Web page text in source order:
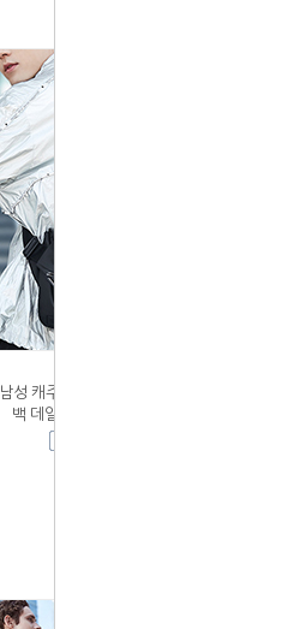
남성 캐주얼 크로스백 메신저
백 데일리가방 (fr23266)